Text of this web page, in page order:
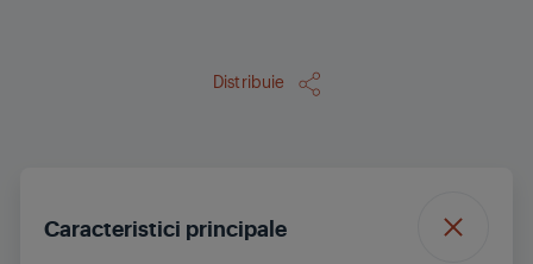
Distribuie
Caracteristici principale